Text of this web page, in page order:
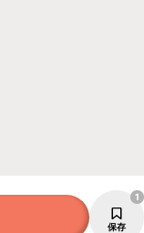
保存
1